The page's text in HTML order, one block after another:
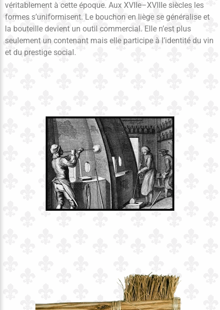
véritablement à cette époque. Aux XVIIe–XVIIIe siècles les
formes s’uniformisent. Le bouchon en liège se généralise et
la bouteille devient un outil commercial. Elle n’est plus
seulement un contenant mais elle participe à l’identité du vin
et du prestige social.